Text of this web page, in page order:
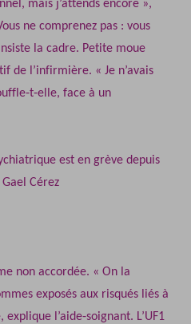
mais j’attends encore »,
ne comprenez pas : vous
la cadre. Petite moue
de l’infirmière. « Je n’avais
face à un
est en grève depuis
Cérez
non accordée. « On la
exposés aux risqués liés à
l’aide‐soignant. L’UF1